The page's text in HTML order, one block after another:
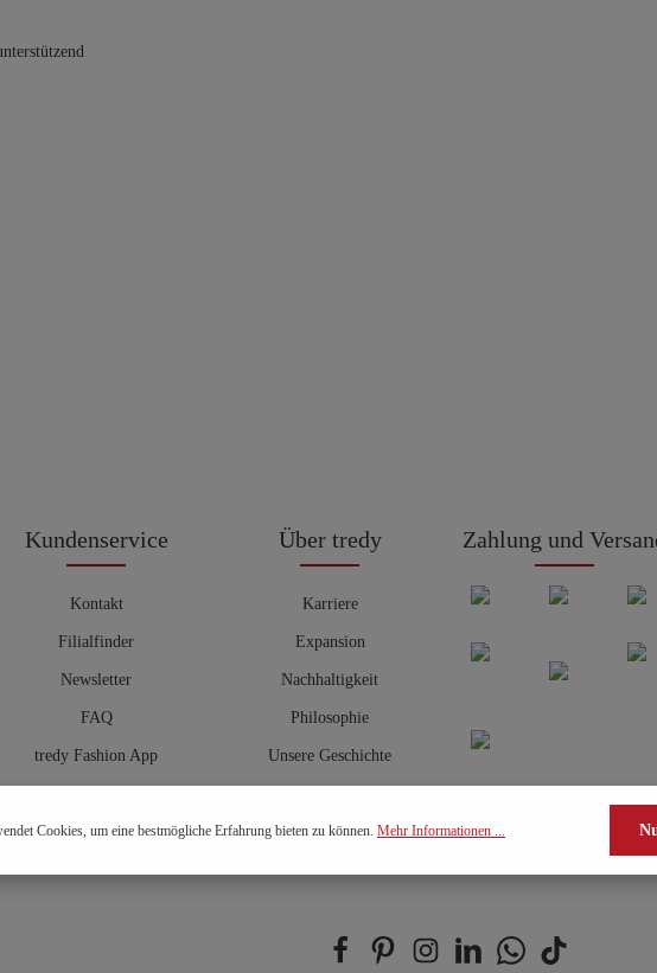
Kundenservice
Kontakt
Filialfinder
Newsletter
FAQ
tredy Fashion App
Hosenberater
Über tredy
Karriere
Expansion
Nachhaltigkeit
Philosophie
Unsere Geschichte
Zahlung und
Cookies, um eine bestmögliche Erfahrung bieten zu können. Mehr Informationen ...